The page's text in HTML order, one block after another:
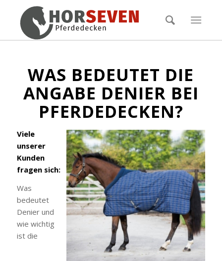
WAS BEDEUTET DIE
ANGABE DENIER BEI
PFERDEDECKEN?
Viele
unserer
Kunden
fragen sich:
Was
bedeutet
Denier und
wie wichtig
ist die